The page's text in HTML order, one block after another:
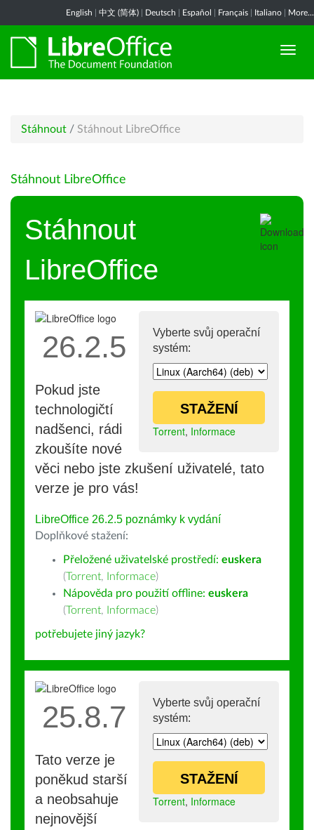
English 中文 (简体) Deutsch Español Français Italiano More...
Stáhnout / Stáhnout LibreOffice
Stáhnout LibreOffice
Stáhnout
LibreOffice
Vyberte svůj operační
systém:
STAŽENÍ
Torrent, Informace
26.2.5
Pokud jste
technologičtí
nadšenci, rádi
zkoušíte nové
věci nebo jste zkušení uživatelé, tato
verze je pro vás!
LibreOffice 26.2.5 poznámky k vydání
Doplňkové stažení:
Přeložené uživatelské prostředí: euskera
(Torrent, Informace)
Nápověda pro použití offline: euskera
(Torrent, Informace)
potřebujete jiný jazyk?
Vyberte svůj operační
systém:
STAŽENÍ
Torrent, Informace
25.8.7
Tato verze je
poněkud starší
a neobsahuje
nejnovější